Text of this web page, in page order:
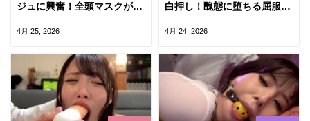
ジュに興奮！全頭マスクがエ
4月 25, 2026
白押し！醜態に堕ちる屈服エ
4月 24, 2026